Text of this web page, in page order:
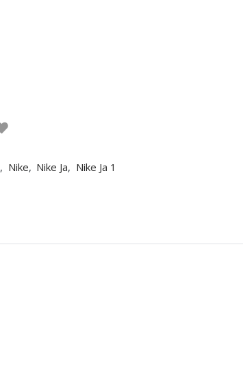
, Nike, Nike Ja, Nike Ja 1